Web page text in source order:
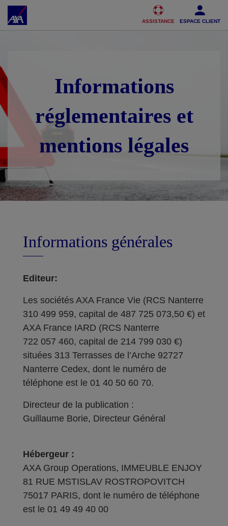
Accéder au Contenu Accéder au Pied de page
ASSISTANCE ESPACE CLIENT
Informations
réglementaires et
mentions légales
Informations générales
Editeur:
Les sociétés AXA France Vie (RCS Nanterre
310 499 959, capital de 487 725 073,50 €) et
AXA France IARD (RCS Nanterre
722 057 460, capital de 214 799 030 €)
situées 313 Terrasses de l’Arche 92727
Nanterre Cedex, dont le numéro de
téléphone est le 01 40 50 60 70.
Directeur de la publication :
Guillaume Borie, Directeur Général
Hébergeur :
AXA Group Operations, IMMEUBLE ENJOY
81 RUE MSTISLAV ROSTROPOVITCH
75017 PARIS, dont le numéro de téléphone
est le 01 49 49 40 00